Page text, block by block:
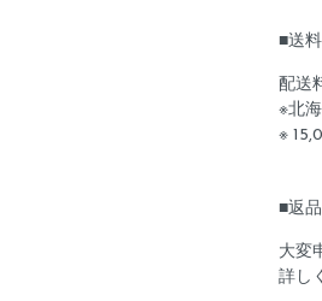
■送
配送
※北
※
■返
大変
詳し